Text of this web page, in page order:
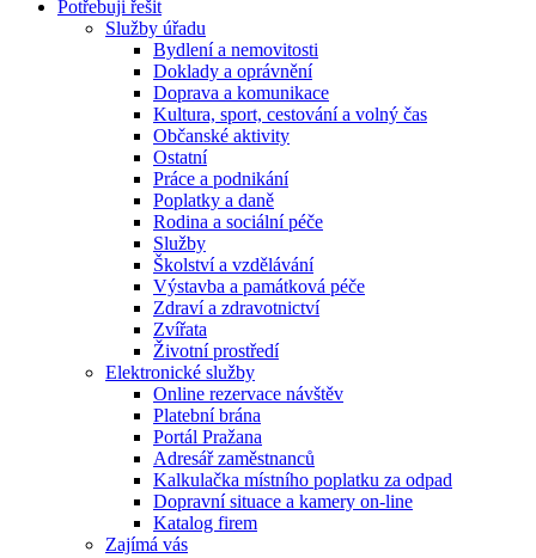
Potřebuji řešit
Služby úřadu
Bydlení a nemovitosti
Doklady a oprávnění
Doprava a komunikace
Kultura, sport, cestování a volný čas
Občanské aktivity
Ostatní
Práce a podnikání
Poplatky a daně
Rodina a sociální péče
Služby
Školství a vzdělávání
Výstavba a památková péče
Zdraví a zdravotnictví
Zvířata
Životní prostředí
Elektronické služby
Online rezervace návštěv
Platební brána
Portál Pražana
Adresář zaměstnanců
Kalkulačka místního poplatku za odpad
Dopravní situace a kamery on-line
Katalog firem
Zajímá vás